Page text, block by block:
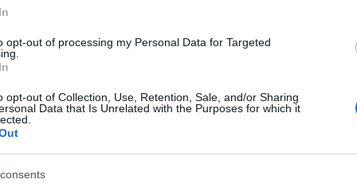
opt-out of processing my Personal Data for Targeted
opt-out of Collection, Use, Retention, Sale, and/or Sharing
Data that Is Unrelated with the Purposes for which it
angol nyelvű dalokkal indult zenekarok közül (a más
mellett) egyedül a Heaven Street Seven volt képes végrehajtani
hogy az angolszász gitáros popzenét bevitte a hazai
éven – valamint kilenc, nagyjából…
rec029szubjektív-szelektív